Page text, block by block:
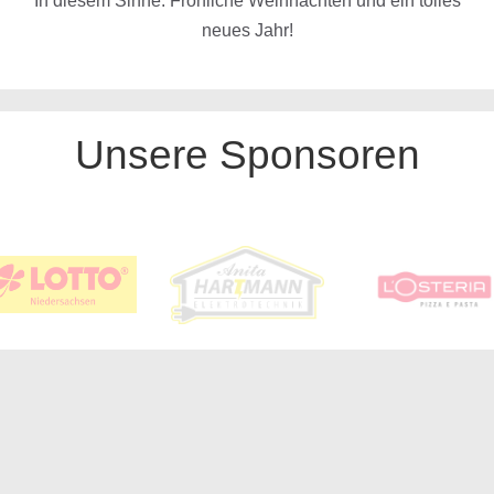
neues Jahr!
Unsere Sponsoren